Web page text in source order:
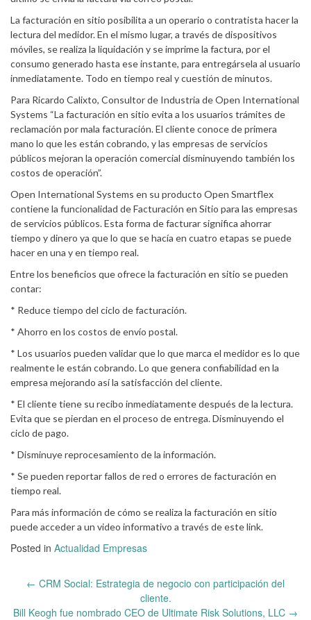
La facturación en sitio posibilita a un operario o contratista hacer la
lectura del medidor. En el mismo lugar, a través de dispositivos
móviles, se realiza la liquidación y se imprime la factura, por el
consumo generado hasta ese instante, para entregársela al usuario
inmediatamente. Todo en tiempo real y cuestión de minutos.
Para Ricardo Calixto, Consultor de Industria de Open International
Systems “La facturación en sitio evita a los usuarios trámites de
reclamación por mala facturación. El cliente conoce de primera
mano lo que les están cobrando, y las empresas de servicios
públicos mejoran la operación comercial disminuyendo también los
costos de operación”.
Open International Systems en su producto Open Smartflex
contiene la funcionalidad de Facturación en Sitio para las empresas
de servicios públicos. Esta forma de facturar significa ahorrar
tiempo y dinero ya que lo que se hacía en cuatro etapas se puede
hacer en una y en tiempo real.
Entre los beneficios que ofrece la facturación en sitio se pueden
contar:
* Reduce tiempo del ciclo de facturación.
* Ahorro en los costos de envío postal.
* Los usuarios pueden validar que lo que marca el medidor es lo que
realmente le están cobrando. Lo que genera confiabilidad en la
empresa mejorando así la satisfacción del cliente.
* El cliente tiene su recibo inmediatamente después de la lectura.
Evita que se pierdan en el proceso de entrega. Disminuyendo el
ciclo de pago.
* Disminuye reprocesamiento de la información.
* Se pueden reportar fallos de red o errores de facturación en
tiempo real.
Para más información de cómo se realiza la facturación en sitio
puede acceder a un video informativo a través de este link.
Posted in Actualidad Empresas
Post
← CRM Social: Estrategia de negocio con participación del
cliente.
Bill Keogh fue nombrado CEO de Ultimate Risk Solutions, LLC →